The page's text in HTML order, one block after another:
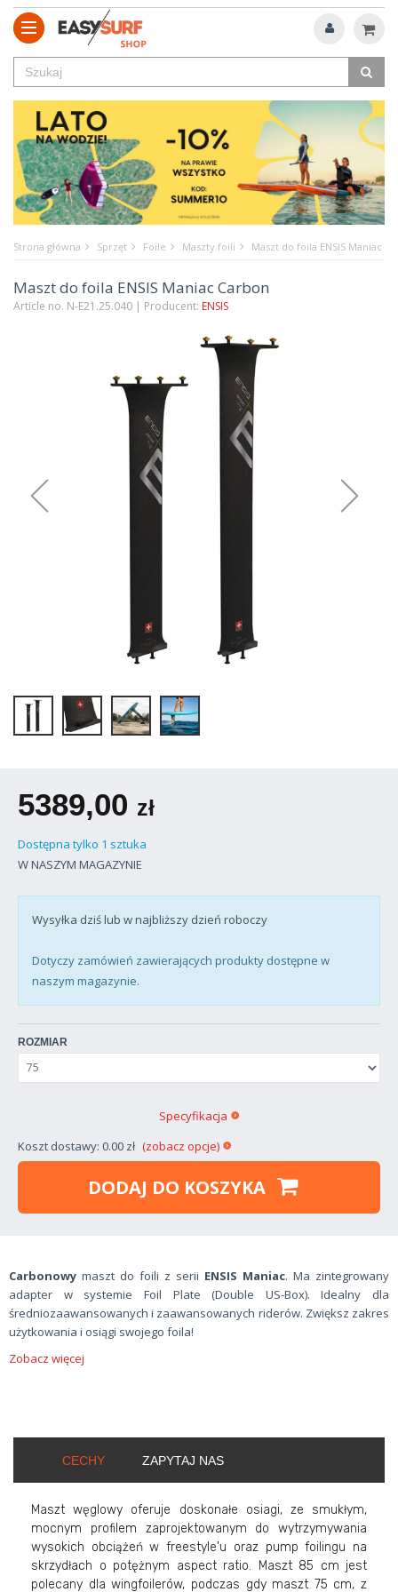
Strona główna Sprzęt Foile Maszty foili Maszt do foila ENSIS Maniac
Maszt do foila ENSIS Maniac Carbon
Article no. N-E21.25.040 | Producent: ENSIS
5389,00 zł
Dostępna tylko 1 sztuka
W NASZYM MAGAZYNIE
Wysyłka dziś lub w najbliższy dzień roboczy
Dotyczy zamówień zawierających produkty dostępne w
naszym magazynie.
ROZMIAR
Koszt dostawy: 0.00 zł (zobacz opcje)
Specyfikacja
DODAJ DO KOSZYKA
Carbonowy maszt do foili z serii ENSIS Maniac. Ma zintegrowany
adapter w systemie Foil Plate (Double US-Box). Idealny dla
średniozaawansowanych i zaawansowanych riderów. Zwiększ zakres
użytkowania i osiągi swojego foila!
Zobacz więcej
CECHY ZAPYTAJ NAS
Maszt węglowy oferuje doskonałe osiagi, ze smukłym,
mocnym profilem zaprojektowanym do wytrzymywania
wysokich obciążeń w freestyle'u oraz pump foilingu na
skrzydłach o potężnym aspect ratio. Maszt 85 cm jest
polecany dla wingfoilerów, podczas gdy maszt 75 cm, z